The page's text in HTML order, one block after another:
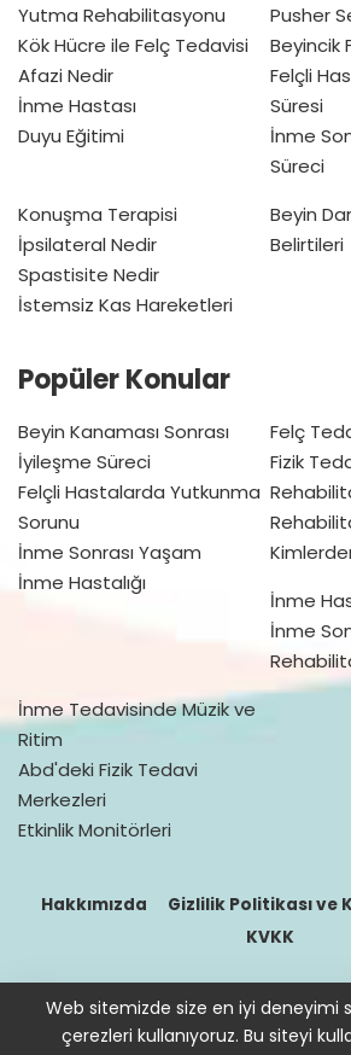
Yutma Rehabilitasyonu
Kök Hücre ile Felç Tedavisi
Afazi Nedir
İnme Hastası
Duyu Eğitimi
Pusher
Beyincik
Felçli
Süresi
İnme
Süreci
Konuşma Terapisi
İpsilateral Nedir
Spastisite Nedir
İstemsiz Kas Hareketleri
Beyin
Belirtileri
Popüler Konular
Beyin Kanaması Sonrası
İyileşme Süreci
Felçli Hastalarda Yutkunma
Sorunu
İnme Sonrası Yaşam
İnme Hastalığı
Felç
Fizik
İnme
İnme
İnme Tedavisinde Müzik ve
Ritim
Abd'deki Fizik Tedavi
Merkezleri
Etkinlik Monitörleri
Hakkımızda
Gizlilik Politikası ve
KVKK
© 2016–2021
Web sitemizde size en iyi deneyimi
çerezleri kullanıyoruz. Bu siteyi